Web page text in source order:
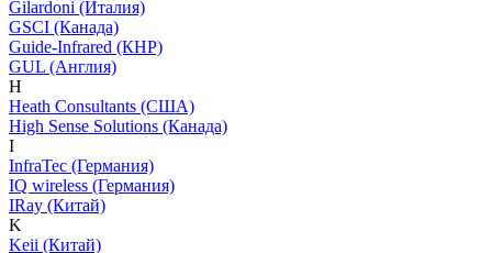
Gilardoni (Италия)
GSCI (Канада)
Guide-Infrared (КНР)
GUL (Англия)
H
Heath Consultants (США)
High Sense Solutions (Канада)
I
InfraTec (Германия)
IQ wireless (Германия)
IRay (Китай)
K
Keii (Китай)